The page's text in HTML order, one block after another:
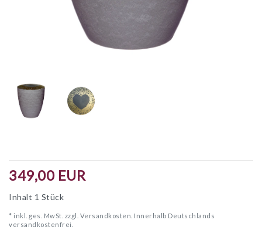
349,00 EUR
Inhalt 1 Stück
* inkl. ges. MwSt. zzgl. Versandkosten. Innerhalb Deutschlands
versandkostenfrei.